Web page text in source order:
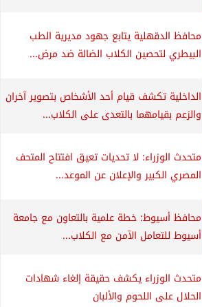
محافظ الدقهلية يتابع جهود مديرية الطب
البيطري لتحصين الكلاب الضالة ضد مرض...
الداخلية تكشف قيام أحد الأشخاص بتصوير آخران
والزعم بقيامهما بالتعدى على الكلاب...
متحدث الوزراء: لا تحديات تعيق افتتاح المتحف
المصري الكبير والإعلان عن الموعد...
محافظ أسيوط: خطة علمية بالتعاون مع جامعة
أسيوط للتعامل الآمن مع الكلاب...
متحدث الوزراء يكشف حقيقة إلغاء شهادات
الحلال على اللحوم والألبان